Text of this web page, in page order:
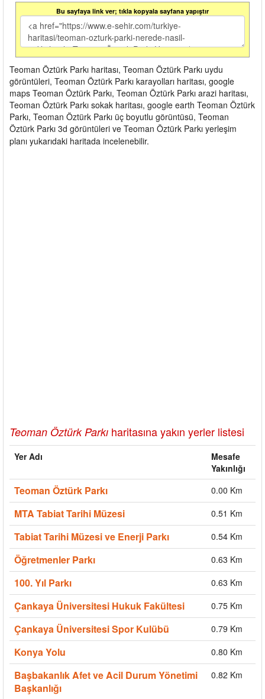
Bu sayfaya link ver; tıkla kopyala sayfana yapıştır
Teoman Öztürk Parkı haritası, Teoman Öztürk Parkı uydu
görüntüleri, Teoman Öztürk Parkı karayolları haritası, google
maps Teoman Öztürk Parkı, Teoman Öztürk Parkı arazi haritası,
Teoman Öztürk Parkı sokak haritası, google earth Teoman Öztürk
Parkı, Teoman Öztürk Parkı üç boyutlu görüntüsü, Teoman
Öztürk Parkı 3d görüntüleri ve Teoman Öztürk Parkı yerleşim
planı yukarıdaki haritada incelenebilir.
Teoman Öztürk Parkı haritasına yakın yerler listesi
Yer Adı
Mesafe
Yakınlığı
Teoman Öztürk Parkı 0.00 Km
MTA Tabiat Tarihi Müzesi 0.51 Km
Tabiat Tarihi Müzesi ve Enerji Parkı 0.54 Km
Öğretmenler Parkı 0.63 Km
100. Yıl Parkı 0.63 Km
Çankaya Üniversitesi Hukuk Fakültesi 0.75 Km
Çankaya Üniversitesi Spor Kulübü 0.79 Km
Konya Yolu 0.80 Km
Başbakanlık Afet ve Acil Durum Yönetimi
Başkanlığı
0.82 Km